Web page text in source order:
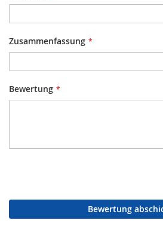
Zusammenfassung
Bewertung
Bewertung